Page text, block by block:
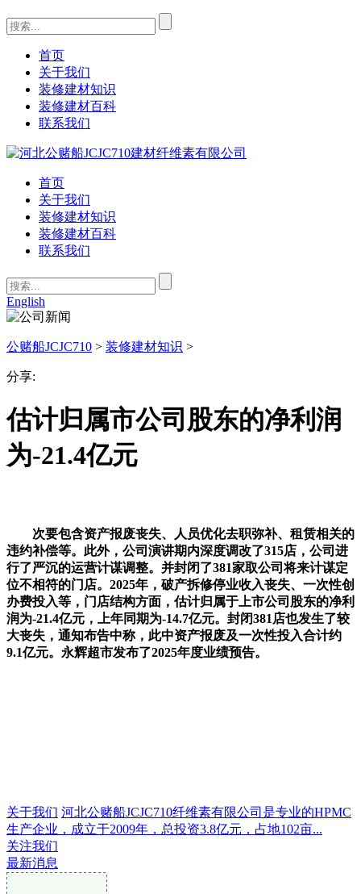
首页
关于我们
装修建材知识
装修建材百科
联系我们
首页
关于我们
装修建材知识
装修建材百科
联系我们
English
公赌船JCJC710 > 装修建材知识 >
分享:
估计归属市公司股东的净利润
为-21.4亿元
次要包含资产报废丧失、人员优化去职弥补、租赁相关的
违约补偿等。此外，公司演讲期内深度调改了315店，公司进
行了严沉的运营计谋调整。并封闭了381家取公司将来计谋定
位不相符的门店。2025年，破产拆修停业收入丧失、一次性创
办费投入等，门店结构方面，估计归属于上市公司股东的净利
润为-21.4亿元，上年同期为-14.7亿元。封闭381店也发生了较
大丧失，通知布告中称，此中资产报废及一次性投入合计约
9.1亿元。永辉超市发布了2025年度业绩预告。
关于我们 河北公赌船JCJC710纤维素有限公司是专业的HPMC
生产企业，成立于2009年，总投资3.8亿元，占地102亩...
关注我们
最新消息